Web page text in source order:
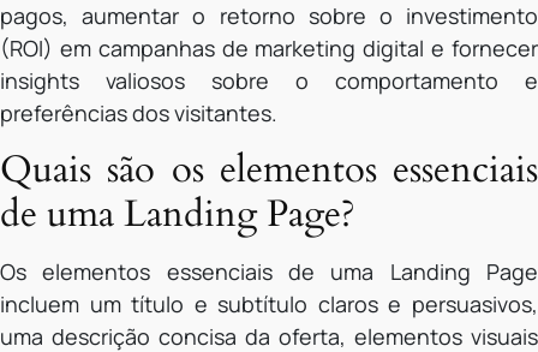
pagos, aumentar o retorno sobre o investimento
(ROI) em campanhas de marketing digital e fornecer
insights valiosos sobre o comportamento e
preferências dos visitantes.
Quais são os elementos essenciais
de uma Landing Page?
Os elementos essenciais de uma Landing Page
incluem um título e subtítulo claros e persuasivos,
uma descrição concisa da oferta, elementos visuais